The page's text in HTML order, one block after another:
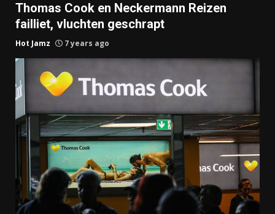
Thomas Cook en Neckermann Reizen
failliet, vluchten geschrapt
Hot Jamz 7 years ago